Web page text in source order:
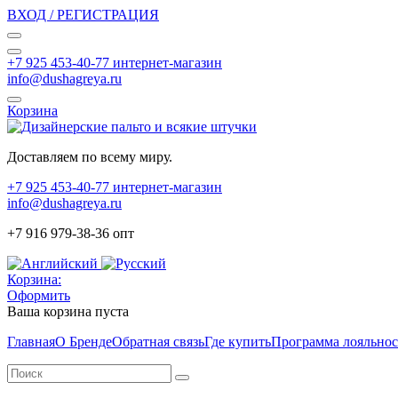
ВХОД / РЕГИСТРАЦИЯ
+7 925 453-40-77 интернет-магазин
info@dushagreya.ru
Корзина
Доставляем по всему миру.
+7 925 453-40-77 интернет-магазин
info@dushagreya.ru
+7 916 979-38-36 опт
Корзина:
Оформить
Ваша корзина пуста
ГлавнаяО БрендеОбратная связьГде купитьПрограмма